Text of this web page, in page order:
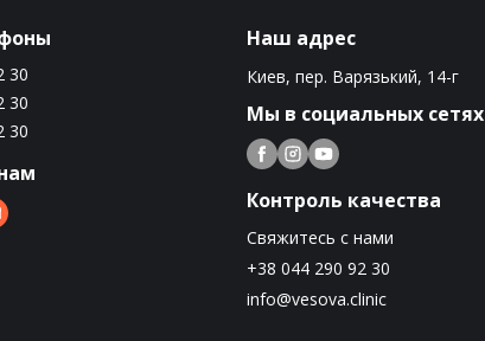
30
30
30
Наш адрес
Киев, пер. Варязький, 14-г
Мы в социальных сетях
Контроль качества
Свяжитесь с нами
+38 044 290 92 30
info@vesova.clinic